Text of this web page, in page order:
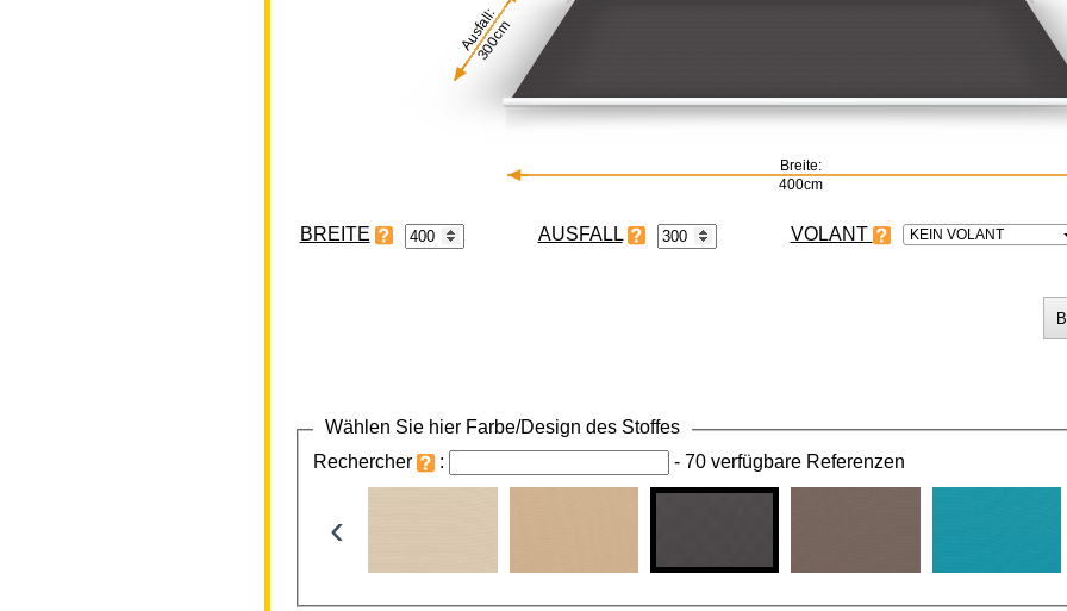
Breite:
400cm
Ausfall:
300cm
BREITE VOLANT KEIN VOLANT
Wählen Sie hier Farbe/Design des Stoffes
Rechercher
: - 70 verfügbare Referenzen
‹